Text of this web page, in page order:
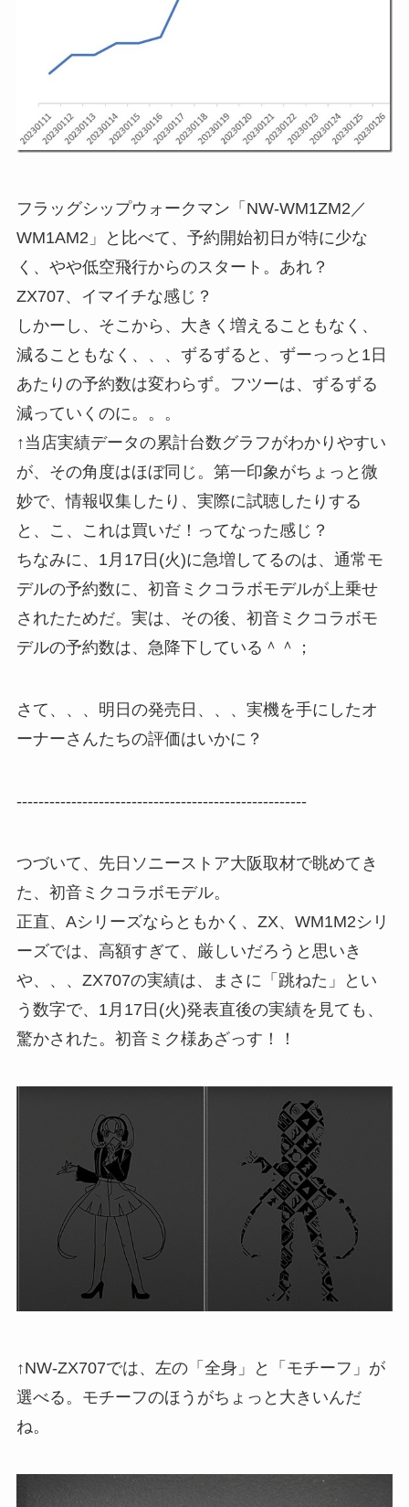
フラッグシップウォークマン「NW-WM1ZM2／
WM1AM2」と比べて、予約開始初日が特に少な
く、やや低空飛行からのスタート。あれ？
ZX707、イマイチな感じ？
しかーし、そこから、大きく増えることもなく、
減ることもなく、、、ずるずると、ずーっっと1日
あたりの予約数は変わらず。フツーは、ずるずる
減っていくのに。。。
↑当店実績データの累計台数グラフがわかりやすい
が、その角度はほぼ同じ。第一印象がちょっと微
妙で、情報収集したり、実際に試聴したりする
と、こ、これは買いだ！ってなった感じ？
ちなみに、1月17日(火)に急増してるのは、通常モ
デルの予約数に、初音ミクコラボモデルが上乗せ
されたためだ。実は、その後、初音ミクコラボモ
デルの予約数は、急降下している＾＾；
さて、、、明日の発売日、、、実機を手にしたオ
ーナーさんたちの評価はいかに？
-----------------------------------------------------
つづいて、先日ソニーストア大阪取材で眺めてき
た、初音ミクコラボモデル。
正直、Aシリーズならともかく、ZX、WM1M2シリ
ーズでは、高額すぎて、厳しいだろうと思いき
や、、、ZX707の実績は、まさに「跳ねた」とい
う数字で、1月17日(火)発表直後の実績を見ても、
驚かされた。初音ミク様あざっす！！
↑NW-ZX707では、左の「全身」と「モチーフ」が
選べる。モチーフのほうがちょっと大きいんだ
ね。